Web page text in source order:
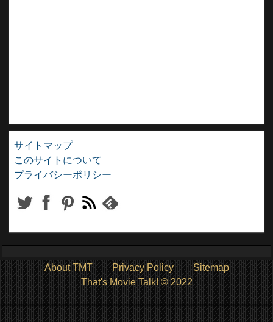
サイトマップ
このサイトについて
プライバシーポリシー
About TMT Privacy Policy
Sitemap
That's Movie Talk! © 2022